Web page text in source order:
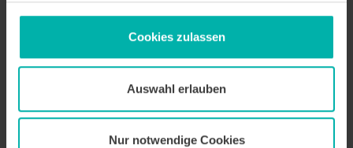
Cookies zulassen
Auswahl erlauben
Nur notwendige Cookies
Das Finale der wvib-Jahreshauptversammlung im Kurhaus:
Der Gala-Abend mit Showacts und Kabarett sowie der
Baden-Baden-Vorstellung durch den neuen
Oberbürgermeister Dietmar Späth. ©GerdLache
Die wvib Schwarzwald AG